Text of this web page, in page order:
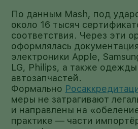
По данным Mash, под
около 16 тысяч
соответствия. Через эти
оформлялась
электроники Apple,
LG, Philips, а также одежды
автозапчастей.
Формально
меры не затрагивают
и направлены на
практике — части